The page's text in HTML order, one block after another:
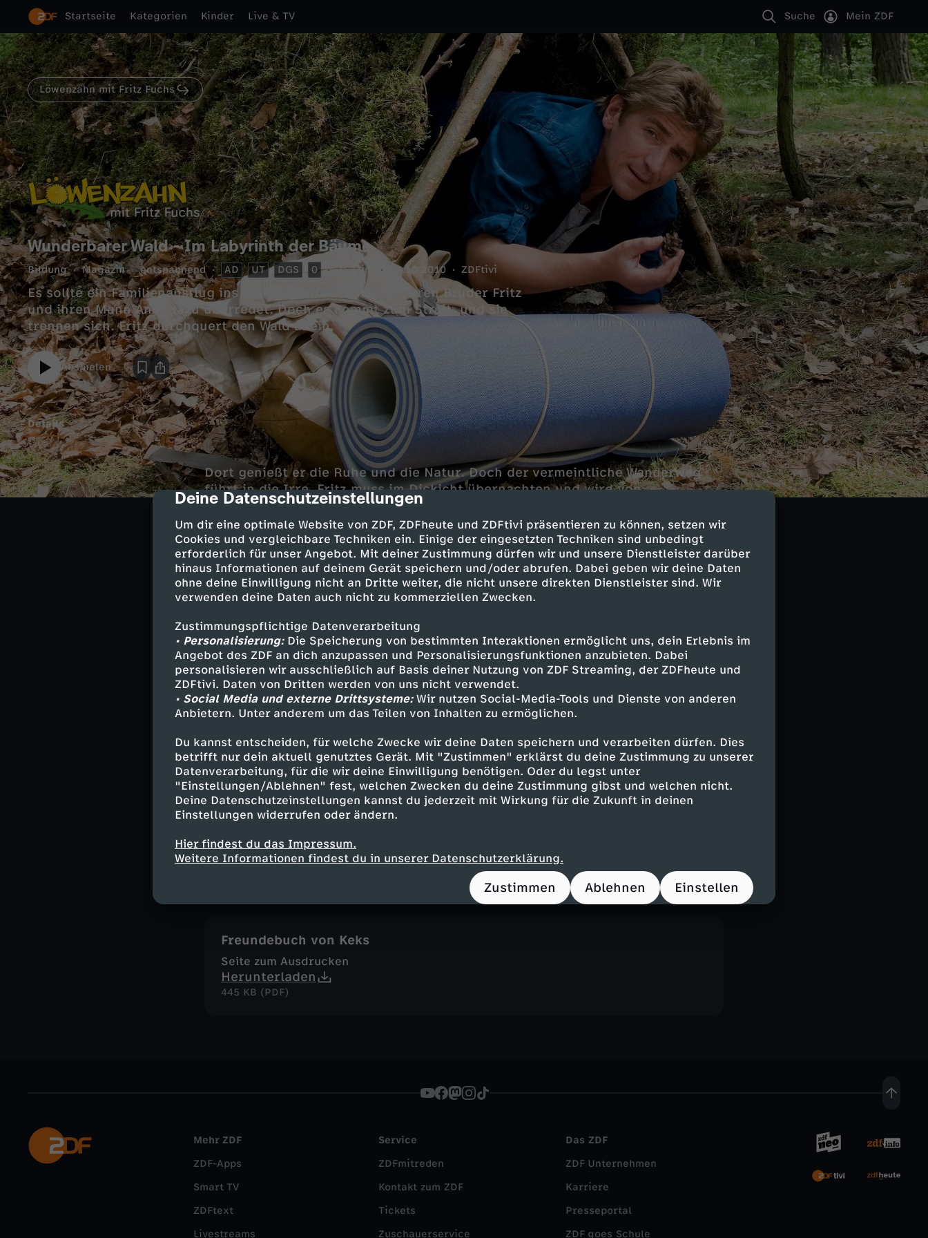
cmp-dialog-description
Deine Datenschutzeinstellungen
Um dir eine optimale Website von ZDF, ZDFheute und ZDFtivi präsentieren zu können, setzen wir
Cookies und vergleichbare Techniken ein. Einige der eingesetzten Techniken sind unbedingt
erforderlich für unser Angebot. Mit deiner Zustimmung dürfen wir und unsere Dienstleister darüber
hinaus Informationen auf deinem Gerät speichern und/oder abrufen. Dabei geben wir deine Daten
ohne deine Einwilligung nicht an Dritte weiter, die nicht unsere direkten Dienstleister sind. Wir
verwenden deine Daten auch nicht zu kommerziellen Zwecken.
Zustimmungspflichtige Datenverarbeitung
• Personalisierung:Die Speicherung von bestimmten Interaktionen ermöglicht uns, dein Erlebnis im
Angebot des ZDF an dich anzupassen und Personalisierungsfunktionen anzubieten. Dabei
personalisieren wir ausschließlich auf Basis deiner Nutzung von ZDF Streaming, der ZDFheute und
ZDFtivi. Daten von Dritten werden von uns nicht verwendet.
• Social Media und externe Drittsysteme:Wir nutzen Social-Media-Tools und Dienste von anderen
Anbietern. Unter anderem um das Teilen von Inhalten zu ermöglichen.
Du kannst entscheiden, für welche Zwecke wir deine Daten speichern und verarbeiten dürfen. Dies
betrifft nur dein aktuell genutztes Gerät. Mit "Zustimmen" erklärst du deine Zustimmung zu unserer
Datenverarbeitung, für die wir deine Einwilligung benötigen. Oder du legst unter
"Einstellungen/Ablehnen" fest, welchen Zwecken du deine Zustimmung gibst und welchen nicht.
Deine Datenschutzeinstellungen kannst du jederzeit mit Wirkung für die Zukunft in deinen
Einstellungen widerrufen oder ändern.
Hier findest du das Impressum.
Weitere Informationen findest du in unserer Datenschutzerklärung.
Zustimmen Ablehnen Einstellen
Startseite Kategorien Kinder Live & TV Suche Mein ZDF
Löwenzahn mit Fritz Fuchs
Wunderbarer Wald - Im Labyrinth der Bäume
Bildung Magazin entspannend AD UT DGS 0 25 Min. 24.10.2010 ZDFtivi
Es sollte ein Familienausflug ins Grüne werden. Suse hat ihren Bruder Fritz
und ihren Mann Andi dazu überredet. Doch es kommt zum Streit, und sie
trennen sich. Fritz durchquert den Wald allein.
Abspielen
Details
Dort genießt er die Ruhe und die Natur. Doch der vermeintliche Wanderweg
führt in die Irre. Fritz muss im Dickicht übernachten und wird von
Wildschweinen und einem zwielichtigen Förster überrascht. Wie rettet er sich
und findet Suse wieder?
Ähnliche Inhalte entdecken
Bildung Magazin entspannend
Deutsche Gebärdensprache
FSK 0
Löwenzahn mit Fritz Fuchs
Löwenzahn
Herunterladen
3,2 MB (PDF)
Aus der Folge "Brot und Korn"
Herunterladen
Freundebuch von Keks
Seite zum Ausdrucken
Herunterladen
445 KB (PDF)
Mehr ZDF
ZDF-Apps
Smart TV
ZDFtext
Livestreams
Service
ZDFmitreden
Kontakt zum ZDF
Tickets
Zuschauerservice
Das ZDF
ZDF Unternehmen
Karriere
Presseportal
ZDF goes Schule